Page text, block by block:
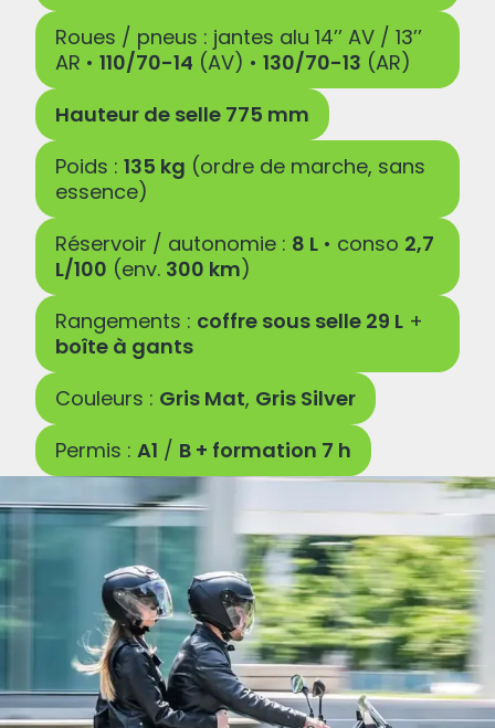
Roues / pneus : jantes alu 14’’ AV / 13’’
AR • 110/70-14 (AV) • 130/70-13 (AR)
Hauteur de selle 775 mm
Poids : 135 kg (ordre de marche, sans
essence)
Réservoir / autonomie : 8 L • conso 2,7
L/100 (env. 300 km)
Rangements : coffre sous selle 29 L +
boîte à gants
Couleurs : Gris Mat, Gris Silver
Permis : A1 / B + formation 7 h